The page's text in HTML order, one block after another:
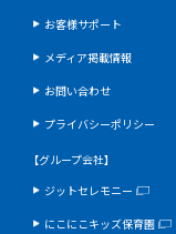
お客様サポート
メディア掲載情報
お問い合わせ
プライバシーポリシー
【グループ会社】
ジットセレモニー
にこにこキッズ保育園